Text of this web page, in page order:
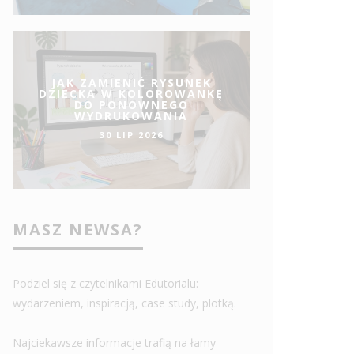
JAK ZAMIENIĆ RYSUNEK
DZIECKA W KOLOROWANKĘ
DO PONOWNEGO
WYDRUKOWANIA
30 LIP 2026
MASZ NEWSA?
Podziel się z czytelnikami Edutorialu:
wydarzeniem, inspiracją, case study, plotką.
Najciekawsze informacje trafią na łamy